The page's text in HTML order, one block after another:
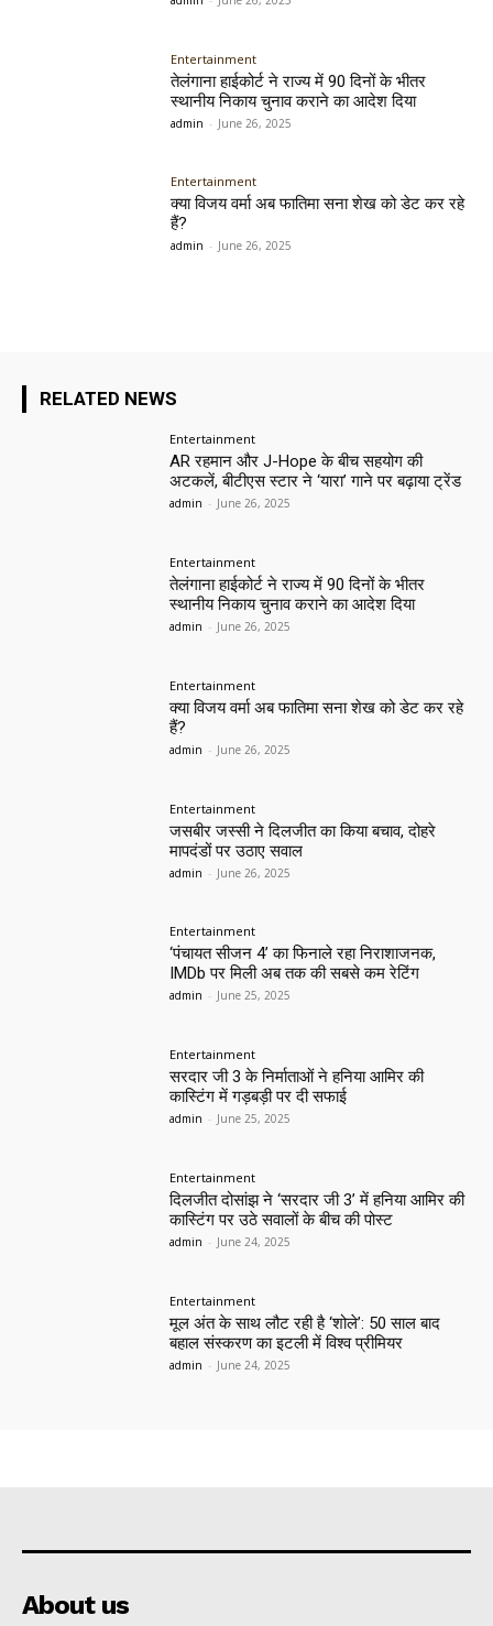
Entertainment
तेलंगाना हाईकोर्ट ने राज्य में 90 दिनों के भीतर
स्थानीय निकाय चुनाव कराने का आदेश दिया
admin - June 26, 2025
Entertainment
क्या विजय वर्मा अब फातिमा सना शेख को डेट कर रहे
हैं?
admin - June 26, 2025
RELATED NEWS
Entertainment
AR रहमान और J-Hope के बीच सहयोग की
अटकलें, बीटीएस स्टार ने ‘यारा’ गाने पर बढ़ाया ट्रेंड
admin - June 26, 2025
Entertainment
तेलंगाना हाईकोर्ट ने राज्य में 90 दिनों के भीतर
स्थानीय निकाय चुनाव कराने का आदेश दिया
admin - June 26, 2025
Entertainment
क्या विजय वर्मा अब फातिमा सना शेख को डेट कर रहे
हैं?
admin - June 26, 2025
Entertainment
जसबीर जस्सी ने दिलजीत का किया बचाव, दोहरे
मापदंडों पर उठाए सवाल
admin - June 26, 2025
Entertainment
‘पंचायत सीजन 4’ का फिनाले रहा निराशाजनक,
IMDb पर मिली अब तक की सबसे कम रेटिंग
admin - June 25, 2025
Entertainment
सरदार जी 3 के निर्माताओं ने हनिया आमिर की
कास्टिंग में गड़बड़ी पर दी सफाई
admin - June 25, 2025
Entertainment
दिलजीत दोसांझ ने ‘सरदार जी 3’ में हनिया आमिर की
कास्टिंग पर उठे सवालों के बीच की पोस्ट
admin - June 24, 2025
Entertainment
मूल अंत के साथ लौट रही है ‘शोले’: 50 साल बाद
बहाल संस्करण का इटली में विश्व प्रीमियर
admin - June 24, 2025
About us